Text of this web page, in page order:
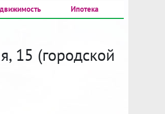
Ипотека
15 (городской